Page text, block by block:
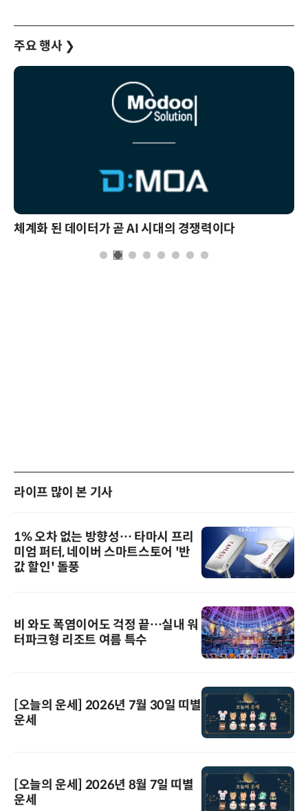
주요 행사 ❯
체계화 된 데이터가 곧 AI 시대의 경쟁력이다
라이프 많이 본 기사
1% 오차 없는 방향성… 타마시 프리
미엄 퍼터, 네이버 스마트스토어 '반
값 할인' 돌풍
비 와도 폭염이어도 걱정 끝…실내 워
터파크형 리조트 여름 특수
[오늘의 운세] 2026년 7월 30일 띠별
운세
[오늘의 운세] 2026년 8월 7일 띠별
운세